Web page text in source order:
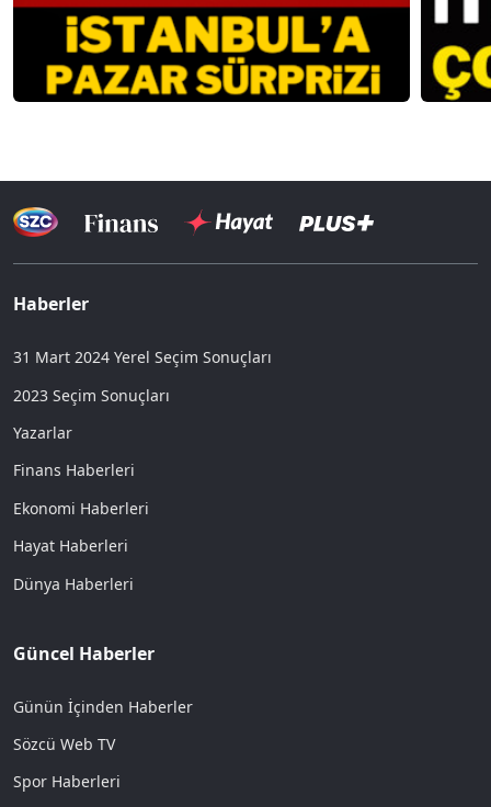
Haberler
31 Mart 2024 Yerel Seçim Sonuçları
2023 Seçim Sonuçları
Yazarlar
Finans Haberleri
Ekonomi Haberleri
Hayat Haberleri
Dünya Haberleri
Güncel Haberler
Günün İçinden Haberler
Sözcü Web TV
Spor Haberleri